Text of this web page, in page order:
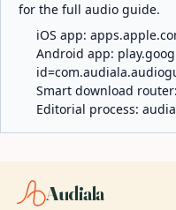
for the full audio guide.
iOS app:
Android app:
Smart download router:
Editorial process:
Audiala